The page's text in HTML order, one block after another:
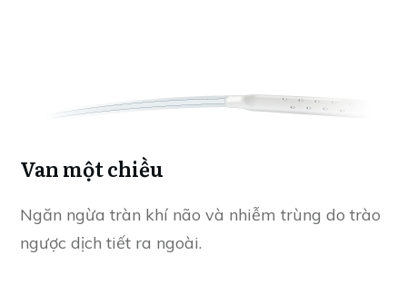
Van một chiều
Ngăn ngừa tràn khí não và nhiễm trùng do trào
ngược dịch tiết ra ngoài.